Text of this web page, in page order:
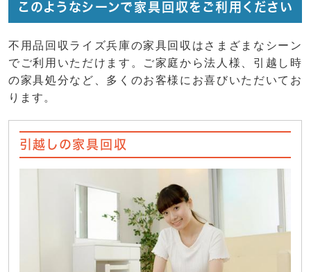
このようなシーンで家具回収をご利用ください
不用品回収ライズ兵庫の家具回収はさまざまなシーン
でご利用いただけます。ご家庭から法人様、引越し時
の家具処分など、多くのお客様にお喜びいただいてお
ります。
引越しの家具回収